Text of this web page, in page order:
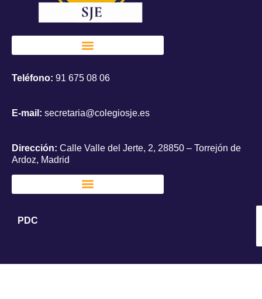
Teléfono: 91 675 08 06
E-mail: secretaria@colegiosje.es
Dirección: Calle Valle del Jerte, 2, 28850 – Torrejón de
Ardoz, Madrid
PDC